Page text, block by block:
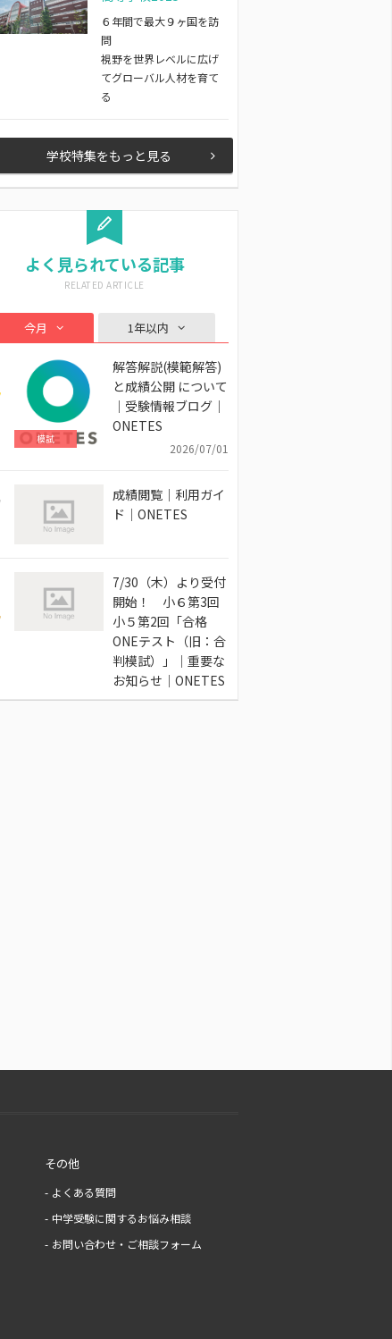
６年間で最大９ヶ国を訪
問
視野を世界レベルに広げ
てグローバル人材を育て
る
学校特集をもっと見る
よく見られている記事
今月 1年以内
模試
解答解説(模範解答)
と成績公開 について
｜受験情報ブログ｜
ONETES
2026/07/01
成績閲覧｜利用ガイ
ド｜ONETES
7/30（木）より受付
開始！ 小６第3回
小５第2回「合格
ONEテスト（旧：合
判模試）」｜重要な
お知らせ｜ONETES
その他
よくある質問
中学受験に関するお悩み相談
お問い合わせ・ご相談フォーム